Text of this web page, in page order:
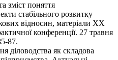
зміст поняття
стабільного розвитку
відносин, матеріали ХХ
конференції. 27 травня
87.
діловодства як складова